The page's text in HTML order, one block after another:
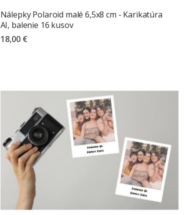
Nálepky Polaroid malé 6,5x8 cm - Karikatúra
AI, balenie 16 kusov
18,00 €